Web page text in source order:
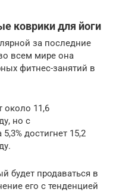
коврики для йоги
за последние
всем мире она
фитнес-занятий в
около 11,6
но с
достигнет 15,2
будет продаваться в
его с тенденцией